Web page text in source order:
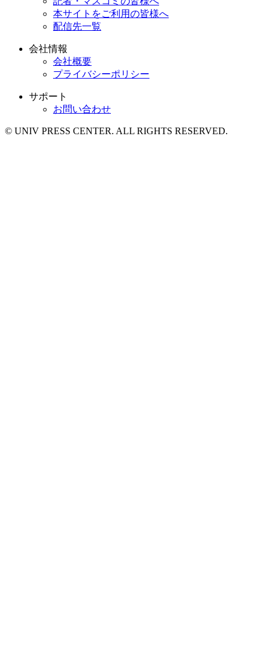
本サイトをご利用の皆様へ
配信先一覧
会社情報
会社概要
プライバシーポリシー
サポート
お問い合わせ
© UNIV PRESS CENTER. ALL RIGHTS RESERVED.